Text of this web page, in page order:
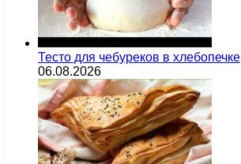
Тесто для чебуреков в хлебопечке
06.08.2026